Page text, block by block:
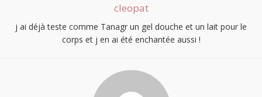
cleopat
j ai déjà teste comme Tanagr un gel douche et un lait pour le
corps et j en ai été enchantée aussi !